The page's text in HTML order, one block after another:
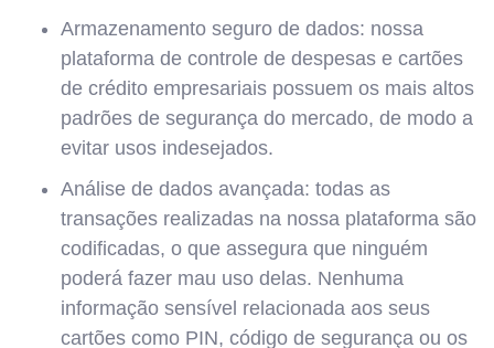
Armazenamento seguro de dados: nossa
plataforma de controle de despesas e cartões
de crédito empresariais possuem os mais altos
padrões de segurança do mercado, de modo a
evitar usos indesejados.
Análise de dados avançada: todas as
transações realizadas na nossa plataforma são
codificadas, o que assegura que ninguém
poderá fazer mau uso delas. Nenhuma
informação sensível relacionada aos seus
cartões como PIN, código de segurança ou os